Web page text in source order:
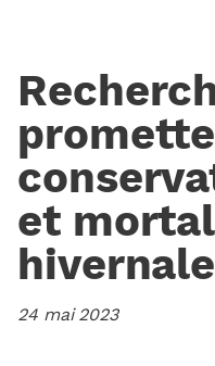
et
24 mai 2023